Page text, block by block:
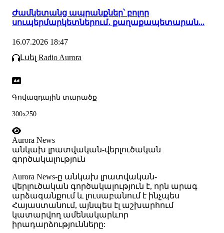
Ժամկետանց ապրանքներ՝ բոլոր
սուպերմարկետներում․ քաղաքապետարան...
16.07.2026 18:47
Լսել Radio Aurora
Գովազդային տարածք
300x250
Aurora News
անկախ լրատվական-վերլուծական
գործակալություն
Аurora News-ը անկախ լրատվական-
վերլուծական գործակալություն է, որն արագ
արձագանքում և լուսաբանում է ինչպես
Հայաստանում, այնպես էլ աշխարհում
կատարվող ամենակարևոր
իրադարձությունները: